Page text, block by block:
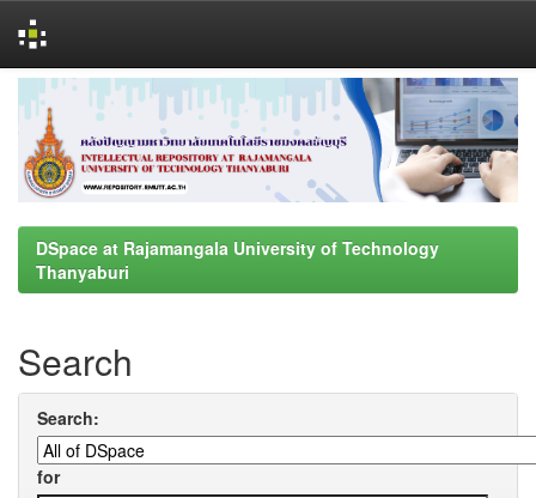
navigation
DSpace at Rajamangala University of Technology
Thanyaburi
Search
Search:
for